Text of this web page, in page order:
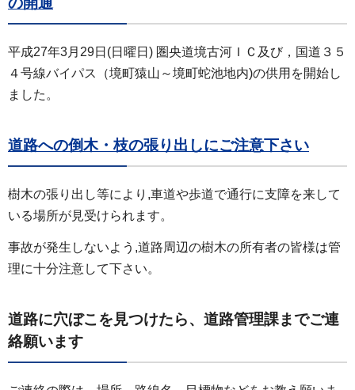
平成27年3月29日(日曜日) 圏央道境古河ＩＣ及び，国道３５
４号線バイパス（境町猿山～境町蛇池地内)の供用を開始し
ました。
道路への倒木・枝の張り出しにご注意下さい
樹木の張り出し等により,車道や歩道で通行に支障を来して
いる場所が見受けられます。
事故が発生しないよう,道路周辺の樹木の所有者の皆様は管
理に十分注意して下さい。
道路に穴ぼこを見つけたら、道路管理課までご連
絡願います